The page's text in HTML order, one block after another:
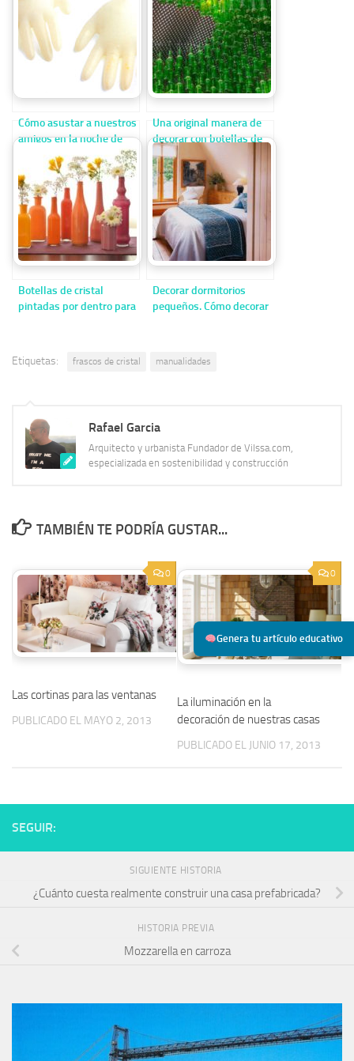
Genera tu artículo educativo
Cómo asustar a nuestros
amigos en la noche de
Halloween
Una original manera de
decorar con botellas de
cristal
Botellas de cristal
pintadas por dentro para
Decorar dormitorios
pequeños. Cómo decorar
Etiquetas: frascos de cristal manualidades
Rafael Garcia
Arquitecto y urbanista Fundador de Vilssa.com,
especializada en sostenibilidad y construcción
TAMBIÉN TE PODRÍA GUSTAR...
0
Las cortinas para las ventanas
PUBLICADO EL MAYO 2, 2013
0
La iluminación en la
decoración de nuestras casas
PUBLICADO EL JUNIO 17, 2013
SEGUIR:
SIGUIENTE HISTORIA
¿Cuánto cuesta realmente construir una casa prefabricada?
HISTORIA PREVIA
Mozzarella en carroza